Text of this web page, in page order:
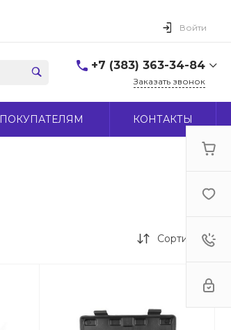
Войти
+7 (383) 363-34-84
г. Новосибирск, ул.
Заказать звонок
ПОКУПАТЕЛЯМ КОНТАКТЫ
Сортировка